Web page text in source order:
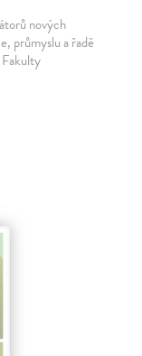
nových
průmyslu a řadě